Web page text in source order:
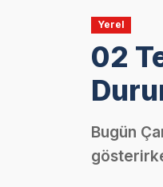
Yerel
02
Bugün